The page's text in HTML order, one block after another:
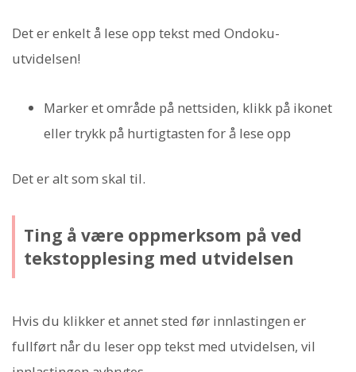
Det er enkelt å lese opp tekst med Ondoku-
utvidelsen!
Marker et område på nettsiden, klikk på ikonet
eller trykk på hurtigtasten for å lese opp
Det er alt som skal til.
Ting å være oppmerksom på ved
tekstopplesing med utvidelsen
Hvis du klikker et annet sted før innlastingen er
fullført når du leser opp tekst med utvidelsen, vil